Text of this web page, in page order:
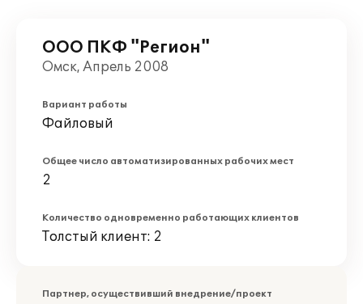
ООО ПКФ "Регион"
Омск, Апрель 2008
Вариант работы
Файловый
Общее число автоматизированных рабочих мест
2
Количество одновременно работающих клиентов
Толстый клиент: 2
Партнер, осуществивший внедрение/проект